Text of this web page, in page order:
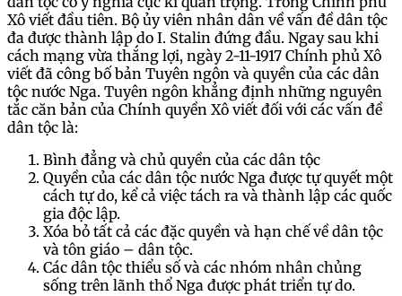
Xô viết đầu tiên. Bộ ủy viên nhân dân về vấn đề dân tộc
đa được thành lập do I. Stalin đứng đầu. Ngay sau khi
cách mạng vừa thắng lợi, ngày 2-11-1917 Chính phủ Xô
viết đã công bố bản Tuyên ngôn và quyền của các dân
tộc nước Nga. Tuyên ngôn khẳng định những nguyên
tắc căn bản của Chính quyền Xô viết đối với các vấn đề
dân tộc là:
Bình đẳng và chủ quyền của các dân tộc
Quyền của các dân tộc nước Nga được tự quyết một
cách tự do, kể cả việc tách ra và thành lập các quốc
gia độc lập.
Xóa bỏ tất cả các đặc quyền và hạn chế về dân tộc
và tôn giáo – dân tộc.
Các dân tộc thiểu số và các nhóm nhân chủng
sống trên lãnh thổ Nga được phát triển tự do.